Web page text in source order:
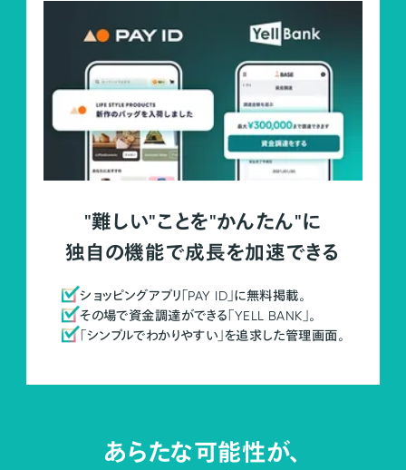
"難しい"ことを"かんたん"に
独自の機能で成長を加速できる
ショッピングアプリ「PAY ID」に無料掲載。
その場で資金調達ができる「YELL BANK」。
「シンプルでわかりやすい」を追求した管理画面。
あらたな可能性が、